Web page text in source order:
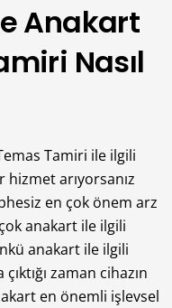
Anakart
Nasıl
Tamiri ile ilgili
arıyorsanız
en çok önem arz
anakart ile ilgili
anakart ile ilgili
zaman cihazın
en önemli işlevsel